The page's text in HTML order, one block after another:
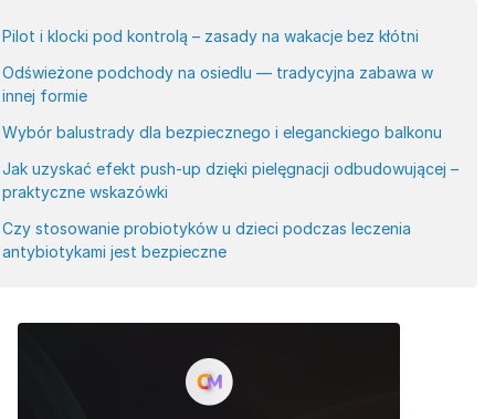
Pilot i klocki pod kontrolą – zasady na wakacje bez kłótni
Odświeżone podchody na osiedlu — tradycyjna zabawa w
innej formie
Wybór balustrady dla bezpiecznego i eleganckiego balkonu
Jak uzyskać efekt push-up dzięki pielęgnacji odbudowującej –
praktyczne wskazówki
Czy stosowanie probiotyków u dzieci podczas leczenia
antybiotykami jest bezpieczne